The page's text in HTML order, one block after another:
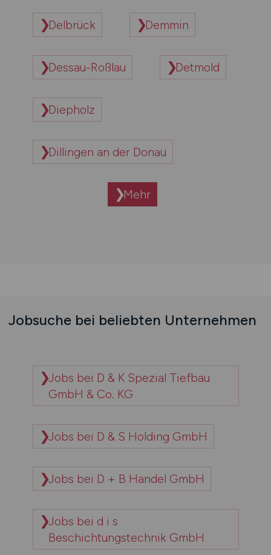
Delbrück Demmin
Dessau-Roßlau Detmold
Diepholz
Dillingen an der Donau
Mehr
Jobsuche bei beliebten Unternehmen
Jobs bei D & K Spezial Tiefbau
GmbH & Co. KG
Jobs bei D & S Holding GmbH
Jobs bei D + B Handel GmbH
Jobs bei d i s
Beschichtungstechnik GmbH